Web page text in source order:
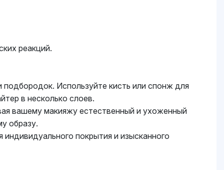
реакций.
подбородок. Используйте кисть или спонж для
в несколько слоев.
вашему макияжу естественный и ухоженный
образу.
покрытия и изысканного